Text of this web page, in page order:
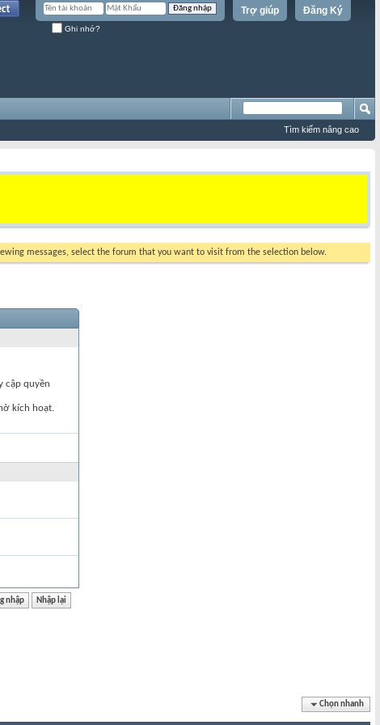
Đăng Ký
Trợ giúp
Ghi nhớ?
Tìm kiếm nâng cao
messages, select the forum that you want to visit from the selection below.
cập quyền
kích hoạt.
Chọn nhanh